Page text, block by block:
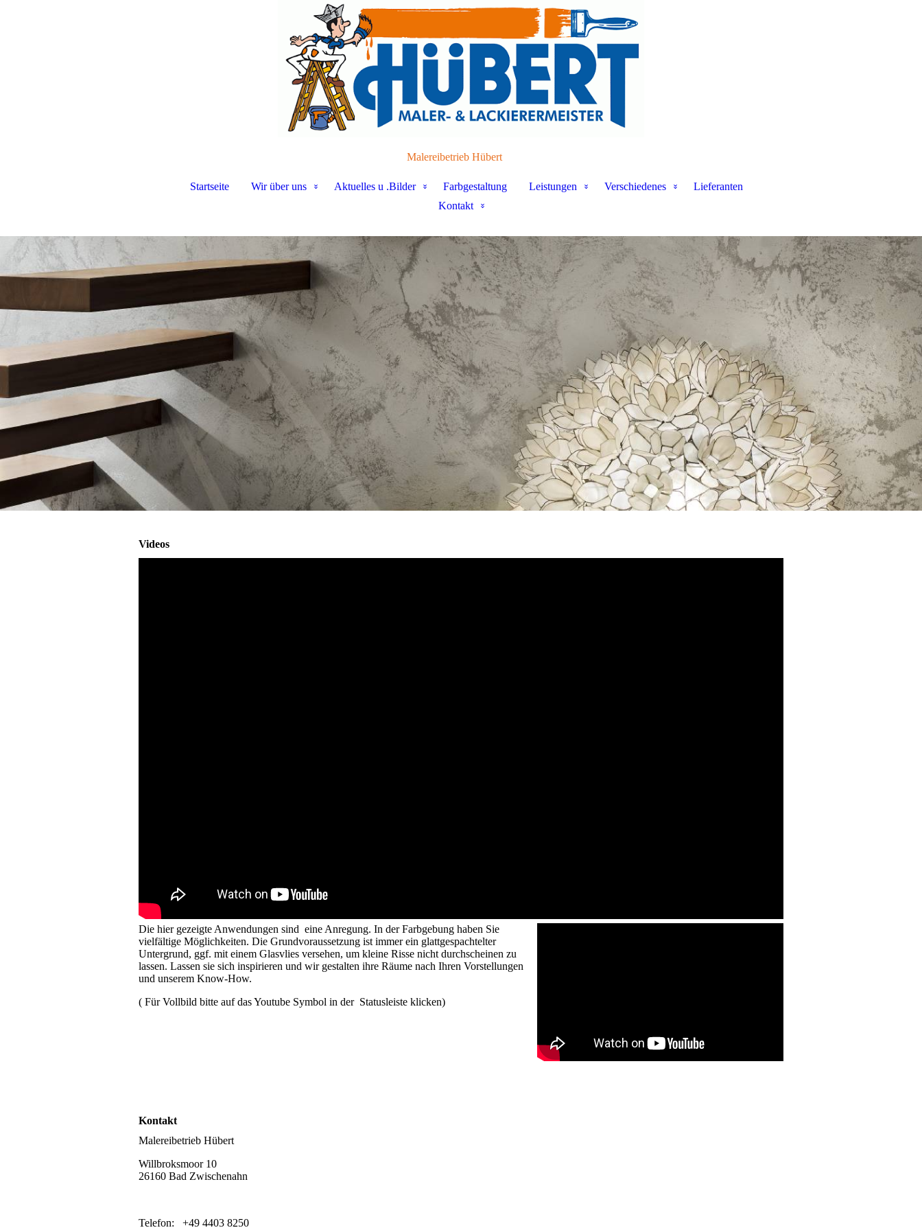
Malereibetrieb Hübert
Startseite Wir über uns Aktuelles u .Bilder Farbgestaltung Leistungen Verschiedenes
Lieferanten
Kontakt
Videos
Die hier gezeigte Anwendungen sind eine Anregung. In der Farbgebung haben Sie
vielfältige Möglichkeiten. Die Grundvoraussetzung ist immer ein glattgespachtelter
Untergrund, ggf. mit einem Glasvlies versehen, um kleine Risse nicht durchscheinen zu
lassen. Lassen sie sich inspirieren und wir gestalten ihre Räume nach Ihren Vorstellungen
und unserem Know-How.
( Für Vollbild bitte auf das Youtube Symbol in der Statusleiste klicken)
Kontakt
Malereibetrieb Hübert
Willbroksmoor 10
26160 Bad Zwischenahn
Telefon: +49 4403 8250